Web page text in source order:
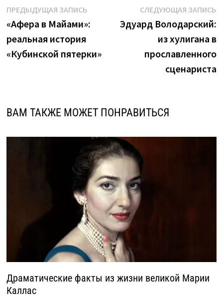
Навигация
по
записям
ПРЕДЫДУЩАЯ ЗАПИСЬПредыдущая
запись:
«Афера в Майами»:
реальная история
«Кубинской пятерки»
СЛЕДУЮЩАЯ ЗАПИСЬ
Эдуард Володарский:
из хулигана в
прославленного
сценариста
ВАМ ТАКЖЕ МОЖЕТ ПОНРАВИТЬСЯ
Драматические факты из жизни великой Марии
Каллас